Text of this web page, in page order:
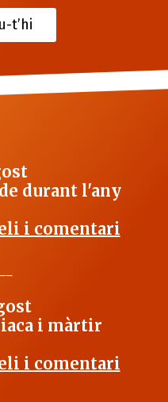
t’hi
durant l'any
i comentari
i màrtir
i comentari